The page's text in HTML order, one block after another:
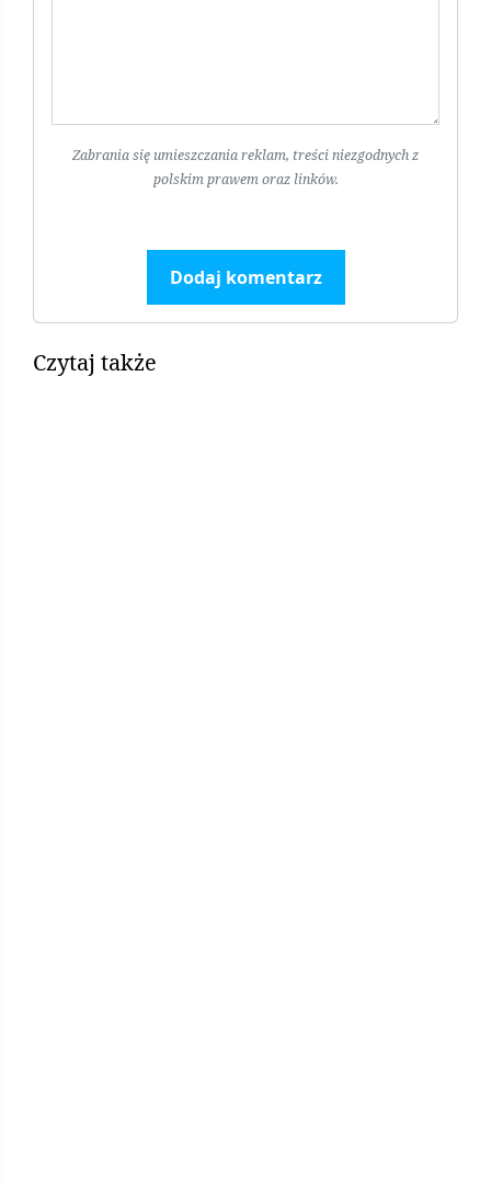
Zabrania się umieszczania reklam, treści niezgodnych z
polskim prawem oraz linków.
Dodaj komentarz
Czytaj także